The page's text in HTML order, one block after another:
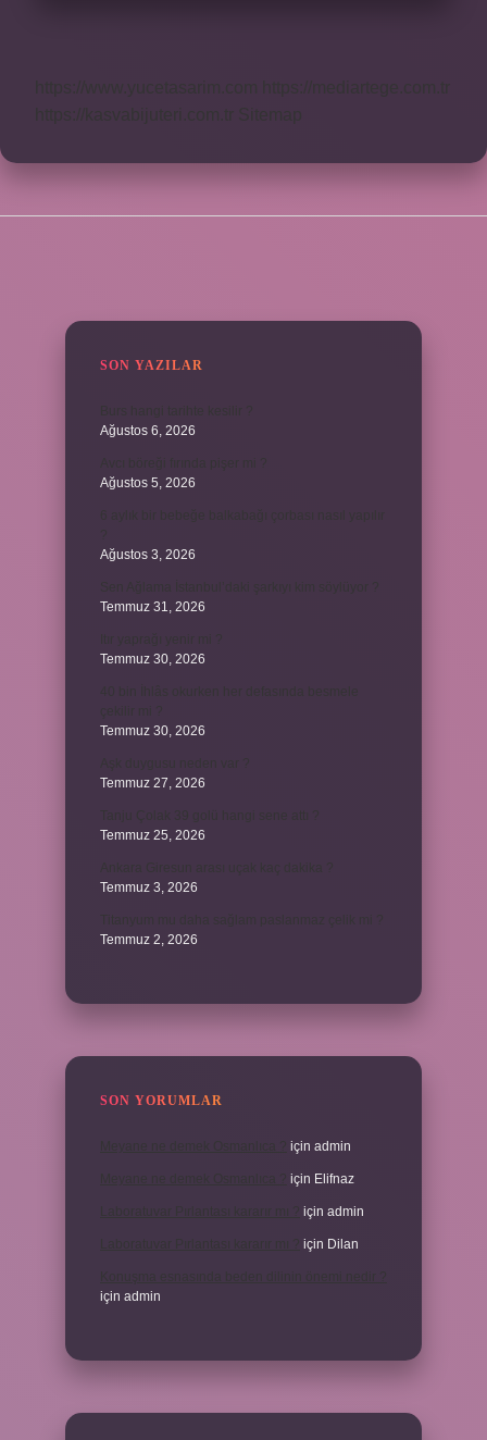
SON YAZILAR
Ağustos 6, 2026
Ağustos 5, 2026
Ağustos 3, 2026
Temmuz 31, 2026
Temmuz 30, 2026
Temmuz 30, 2026
Temmuz 27, 2026
Temmuz 25, 2026
Temmuz 3, 2026
Temmuz 2, 2026
SON YORUMLAR
için admin
için Elifnaz
için admin
için Dilan
için admin